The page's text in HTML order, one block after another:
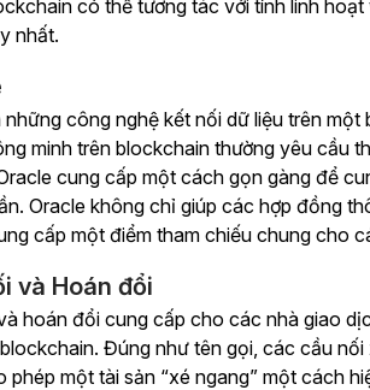
có thể tương tác với tính linh
nhất.
những công nghệ kết nối dữ liệu trên một
minh trên blockchain thường yêu cầu
cung cấp một cách gọn gàng để
Oracle không chỉ giúp các hợp đồng
cấp một điểm tham chiếu chung cho
và Hoán đổi
hoán đổi cung cấp cho các nhà giao
Đúng như tên gọi, các cầu
phép một tài sản “xé ngang” một cách